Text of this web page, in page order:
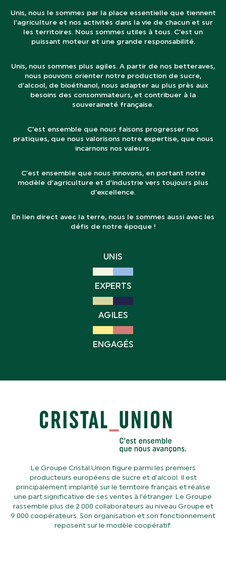
Unis, nous le sommes par la place essentielle que tiennent
l’agriculture et nos activités dans la vie de chacun et sur
les territoires. Nous sommes utiles à tous. C’est un
puissant moteur et une grande responsabilité.
Unis, nous sommes plus agiles. A partir de nos betteraves,
nous pouvons orienter notre production de sucre,
d’alcool, de bioéthanol, nous adapter au plus près aux
besoins des consommateurs, et contribuer à la
souveraineté française.
C’est ensemble que nous faisons progresser nos
pratiques, que nous valorisons notre expertise, que nous
incarnons nos valeurs.
C’est ensemble que nous innovons, en portant notre
modèle d’agriculture et d’industrie vers toujours plus
d’excellence.
En lien direct avec la terre, nous le sommes aussi avec les
défis de notre époque !
UNIS
EXPERTS
AGILES
ENGAGÉS
Le Groupe Cristal Union figure parmi les premiers
producteurs européens de sucre et d’alcool. Il est
principalement implanté sur le territoire français et réalise
une part significative de ses ventes à l’étranger. Le Groupe
rassemble plus de 2 000 collaborateurs au niveau Groupe et
9 000 coopérateurs. Son organisation et son fonctionnement
reposent sur le modèle coopératif.